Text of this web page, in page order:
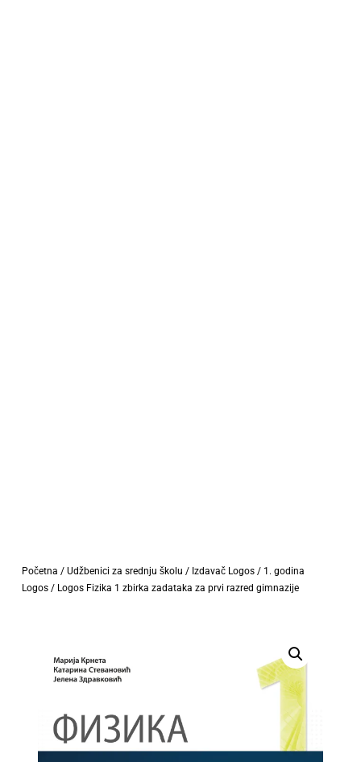
Početna / Udžbenici za srednju školu / Izdavač Logos/ 1. godina
Logos/ Logos Fizika 1 zbirka zadataka za prvi razred gimnazije